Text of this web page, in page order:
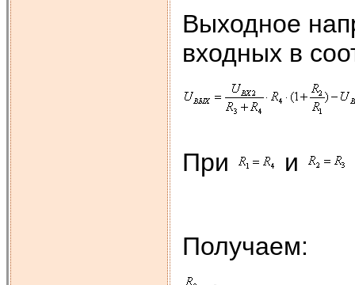
Выходное
входных в
При и
Получаем: